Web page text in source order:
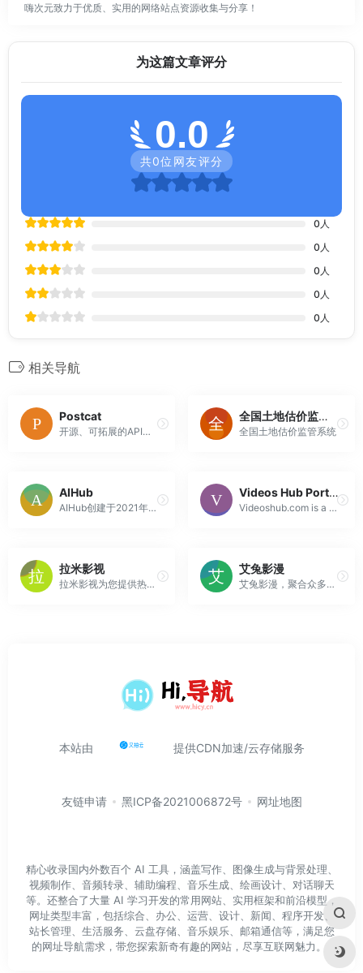
嗨次元致力于优质、实用的网络站点资源收集与分享！
为这篇文章评分
0.0
共0位网友评分
0 人
0 人
0 人
0 人
0 人
相关导航
Postcat
开源、可拓展的API管理工具。
全国土地估价监管系统
全国土地估价监管系统
AIHub
AIHub创建于2021年6月，专注于AI产品、教程和资源分享。我们希望通过努力，让更多人了解人工智能，让更多人用好人工智能。
Videos Hub Portal – Blog Sharing Platform & Metacafe Video Archive
Videoshub.com is a creative platform since 2008 with blogs, videos and a Metacafe.com archive featuring viral clips, movies, classics and internet fav...
拉米影视
拉米影视为您提供热门高分电影电视剧动漫排行榜，电视剧、电影、动作片、喜剧片、爱情片、热血动漫、卡通动漫等影视资源片库，更多高清电影电视剧动漫尽在拉米影视。
艾兔影漫
艾兔影漫，聚合众多站点资源...
本站由 提供CDN加速/云存储服务
友链申请 黑ICP备2021006872号 网址地图
精心收录国内外数百个 AI 工具，涵盖写作、图像生成与背景处理、
视频制作、音频转录、辅助编程、音乐生成、绘画设计、对话聊天
等。还整合了大量 AI 学习开发的常用网站、实用框架和前沿模型，
网址类型丰富，包括综合、办公、运营、设计、新闻、程序开发、
站长管理、生活服务、云盘存储、音乐娱乐、邮箱通信等，满足您
的网址导航需求，带您探索新奇有趣的网站，尽享互联网魅力。